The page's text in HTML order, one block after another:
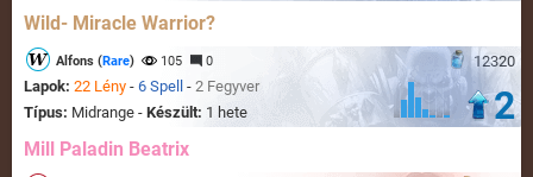
Wild- Miracle Warrior?
12320
Alfons (Rare) 105 0
Lapok: 22 Lény - 6 Spell - 2 Fegyver
Típus: Midrange - Készült: 1 hete 2
Mill Paladin Beatrix